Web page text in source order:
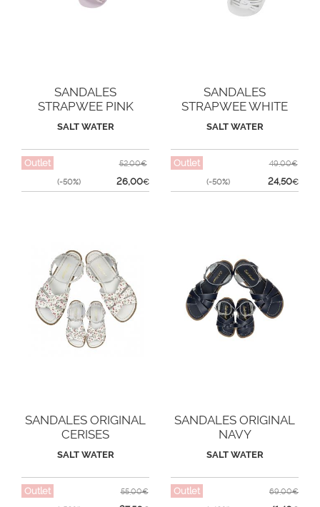
SANDALES
STRAPWEE PINK
SALT WATER
Outlet
(-50%)
52,00€
26,00€
SANDALES
STRAPWEE WHITE
SALT WATER
Outlet
(-50%)
49,00€
24,50€
SANDALES ORIGINAL
CERISES
SALT WATER
Outlet 55,00€
SANDALES ORIGINAL
NAVY
SALT WATER
Outlet 69,00€